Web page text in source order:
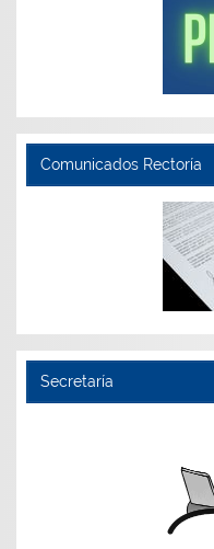
Comunicados Rectoría
Secretaría